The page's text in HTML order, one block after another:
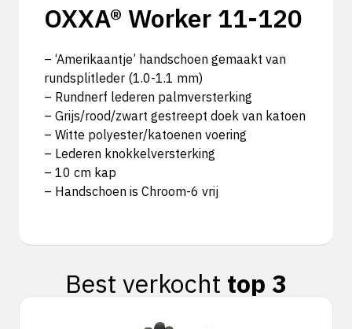
OXXA® Worker 11-120
– ‘Amerikaantje’ handschoen gemaakt van
rundsplitleder (1.0-1.1 mm)
– Rundnerf lederen palmversterking
– Grijs/rood/zwart gestreept doek van katoen
– Witte polyester/katoenen voering
– Lederen knokkelversterking
– 10 cm kap
– Handschoen is Chroom-6 vrij
Best verkocht top 3